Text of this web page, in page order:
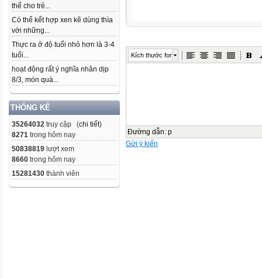
thể cho trẻ...
Có thể kết hợp xen kẽ dùng thìa
với những...
Thực ra ở độ tuổi nhỏ hơn là 3-4
tuổi...
hoạt động rất ý nghĩa nhân dịp
8/3, món quà...
THỐNG KÊ
35264032 truy cập (chi tiết)
8271 trong hôm nay
50838819 lượt xem
8660 trong hôm nay
15281430 thành viên
Kích thước font
Đường dẫn: p
Gửi ý kiến